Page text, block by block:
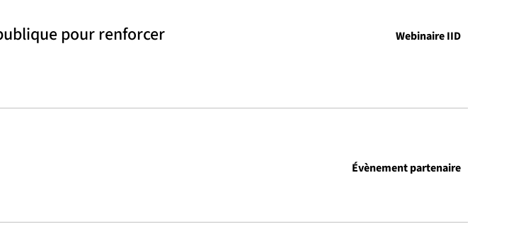
pour renforcer
Webinaire IID
Évènement partenaire